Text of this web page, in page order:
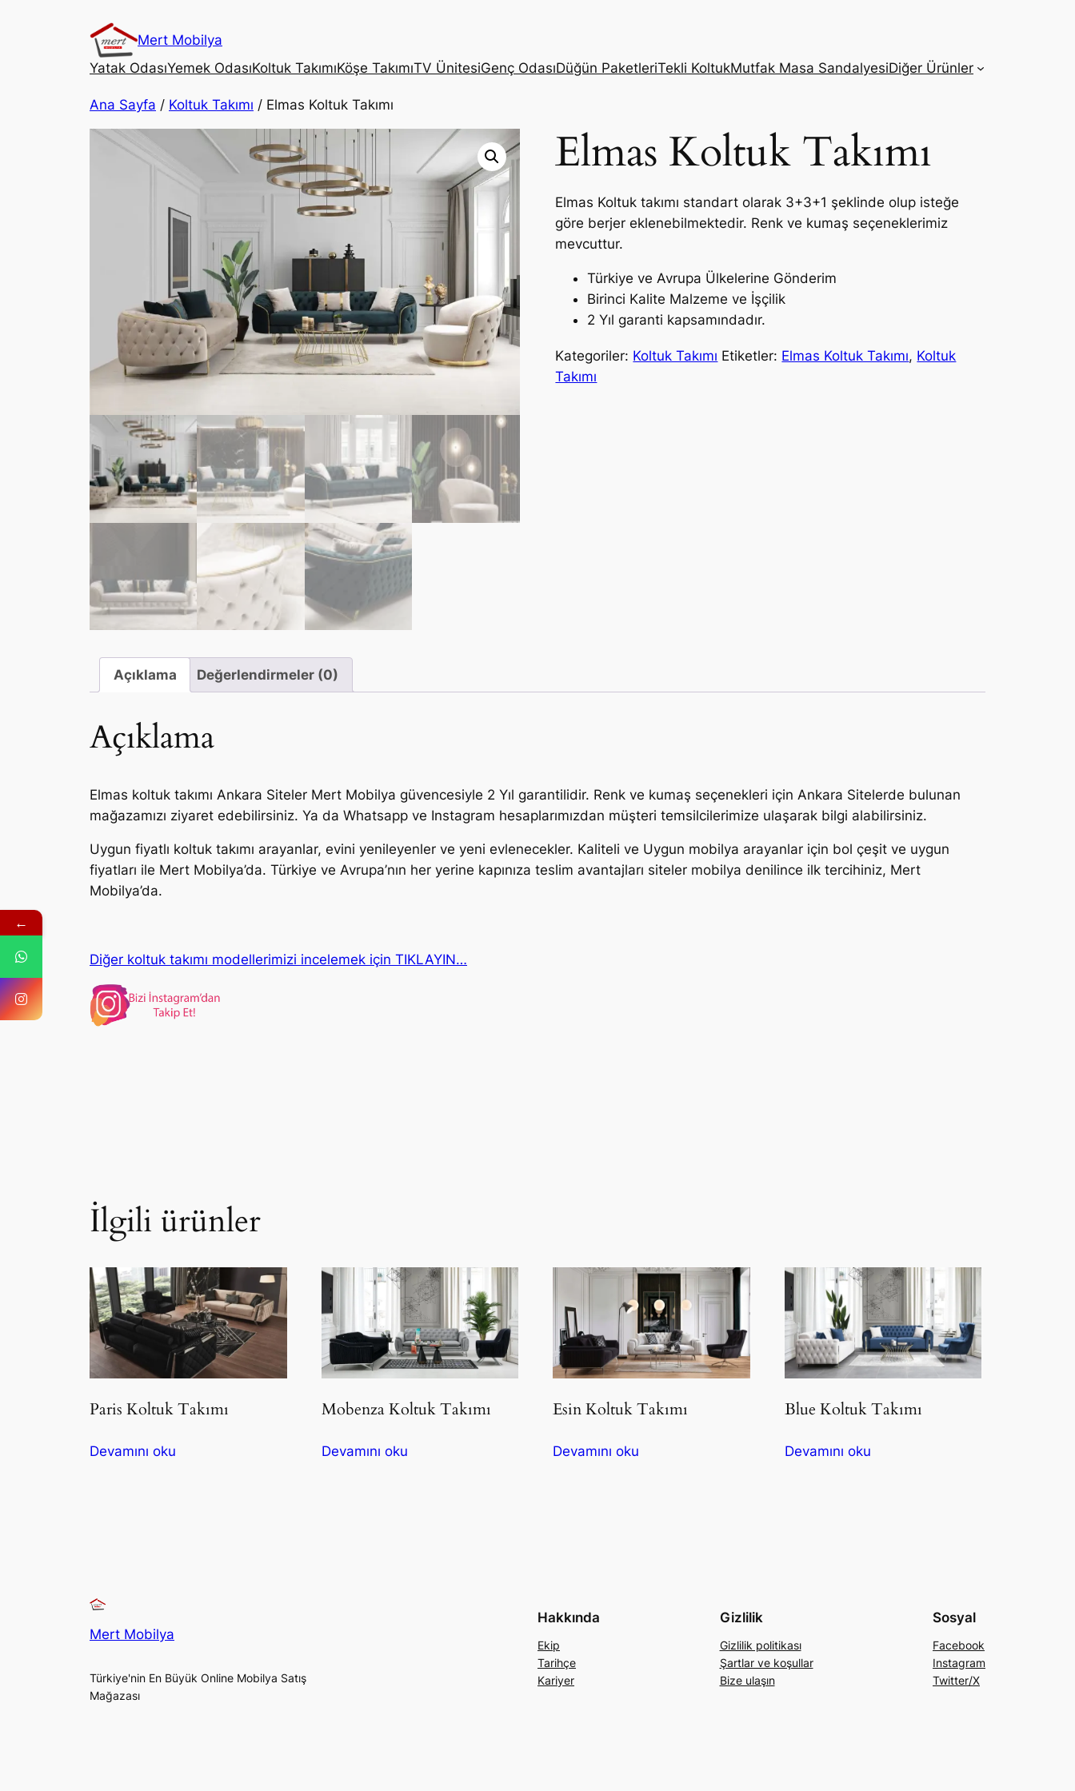
Mert Mobilya
Yatak OdasıYemek OdasıKoltuk TakımıKöşe TakımıTV ÜnitesiGenç OdasıDüğün PaketleriTekli KoltukMutfak Masa SandalyesiDiğer Ürünler
Ana Sayfa / Koltuk Takımı / Elmas Koltuk Takımı
Elmas Koltuk Takımı
Elmas Koltuk takımı standart olarak 3+3+1 şeklinde olup isteğe
göre berjer eklenebilmektedir. Renk ve kumaş seçeneklerimiz
mevcuttur.
Türkiye ve Avrupa Ülkelerine Gönderim
Birinci Kalite Malzeme ve İşçilik
2 Yıl garanti kapsamındadır.
Kategoriler: Koltuk Takımı Etiketler: Elmas Koltuk Takımı, Koltuk
Takımı
Açıklama Değerlendirmeler (0)
Açıklama
Elmas koltuk takımı Ankara Siteler Mert Mobilya güvencesiyle 2 Yıl garantilidir. Renk ve kumaş seçenekleri için Ankara Sitelerde bulunan
mağazamızı ziyaret edebilirsiniz. Ya da Whatsapp ve Instagram hesaplarımızdan müşteri temsilcilerimize ulaşarak bilgi alabilirsiniz.
Uygun fiyatlı koltuk takımı arayanlar, evini yenileyenler ve yeni evlenecekler. Kaliteli ve Uygun mobilya arayanlar için bol çeşit ve uygun
fiyatları ile Mert Mobilya’da. Türkiye ve Avrupa’nın her yerine kapınıza teslim avantajları siteler mobilya denilince ilk tercihiniz, Mert
Mobilya’da.
Diğer koltuk takımı modellerimizi incelemek için TIKLAYIN…
İlgili ürünler
Paris Koltuk Takımı
Devamını oku
Mobenza Koltuk Takımı
Devamını oku
Esin Koltuk Takımı
Devamını oku
Blue Koltuk Takımı
Devamını oku
Mert Mobilya
Türkiye'nin En Büyük Online Mobilya Satış
Mağazası
Hakkında
Ekip
Tarihçe
Kariyer
Gizlilik
Gizlilik politikası
Şartlar ve koşullar
Bize ulaşın
Sosyal
Facebook
Instagram
Twitter/X
←